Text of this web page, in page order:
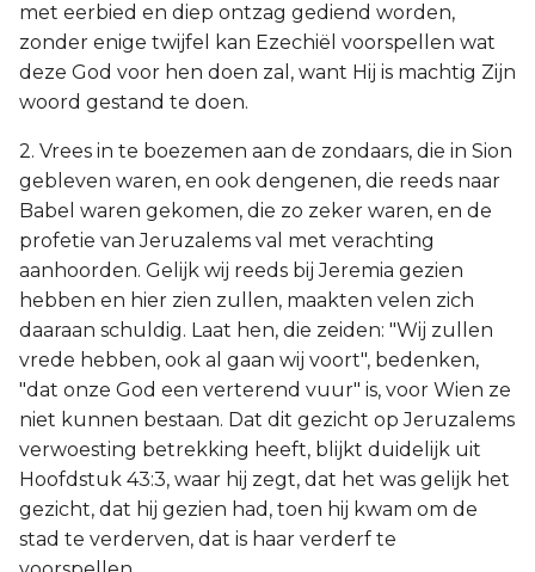
met eerbied en diep ontzag gediend worden,
zonder enige twijfel kan Ezechiël voorspellen wat
deze God voor hen doen zal, want Hij is machtig Zijn
woord gestand te doen.
2. Vrees in te boezemen aan de zondaars, die in Sion
gebleven waren, en ook dengenen, die reeds naar
Babel waren gekomen, die zo zeker waren, en de
profetie van Jeruzalems val met verachting
aanhoorden. Gelijk wij reeds bij Jeremia gezien
hebben en hier zien zullen, maakten velen zich
daaraan schuldig. Laat hen, die zeiden: "Wij zullen
vrede hebben, ook al gaan wij voort", bedenken,
"dat onze God een verterend vuur" is, voor Wien ze
niet kunnen bestaan. Dat dit gezicht op Jeruzalems
verwoesting betrekking heeft, blijkt duidelijk uit
Hoofdstuk 43:3, waar hij zegt, dat het was gelijk het
gezicht, dat hij gezien had, toen hij kwam om de
stad te verderven, dat is haar verderf te